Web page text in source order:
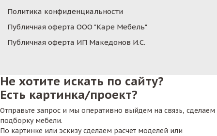
Политика конфиденциальности
Публичная оферта ООО "Каре Мебель"
Публичная оферта ИП Македонов И.С.
Не хотите искать по сайту?
Есть картинка/проект?
Отправьте запрос и мы оперативно выйдем на связь, сделаем
подборку мебели.
По картинке или эскизу сделаем расчет моделей или